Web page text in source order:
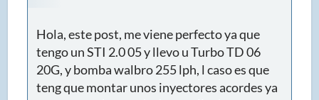
Hola, este post, me viene perfecto ya que
tengo un STI 2.0 05 y llevo u Turbo TD 06
20G, y bomba walbro 255 lph, l caso es que
teng que montar unos inyectores acordes ya